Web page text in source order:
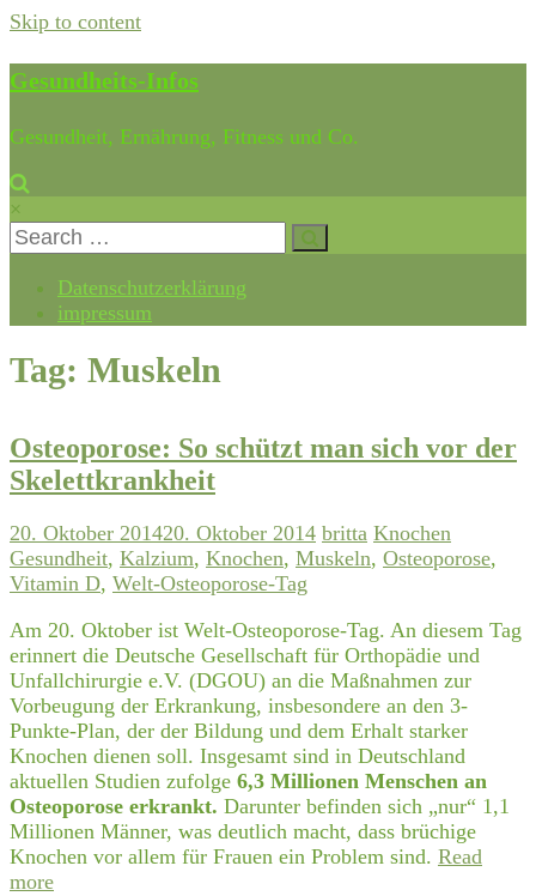
Skip to content
Gesundheits-Infos
Gesundheit, Ernährung, Fitness und Co.
×
Datenschutzerklärung
impressum
Tag: Muskeln
Osteoporose: So schützt man sich vor der
Skelettkrankheit
20. Oktober 201420. Oktober 2014 britta Knochen
Gesundheit, Kalzium, Knochen, Muskeln, Osteoporose,
Vitamin D, Welt-Osteoporose-Tag
Am 20. Oktober ist Welt-Osteoporose-Tag. An diesem Tag
erinnert die Deutsche Gesellschaft für Orthopädie und
Unfallchirurgie e.V. (DGOU) an die Maßnahmen zur
Vorbeugung der Erkrankung, insbesondere an den 3-
Punkte-Plan, der der Bildung und dem Erhalt starker
Knochen dienen soll. Insgesamt sind in Deutschland
aktuellen Studien zufolge 6,3 Millionen Menschen an
Osteoporose erkrankt. Darunter befinden sich „nur“ 1,1
Millionen Männer, was deutlich macht, dass brüchige
Knochen vor allem für Frauen ein Problem sind. Read
more